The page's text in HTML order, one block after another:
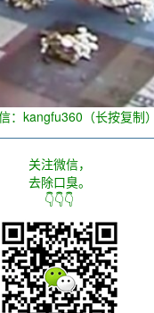
：kangfu360（长按复制）
关注微信，
去除口臭。
👇👇👇